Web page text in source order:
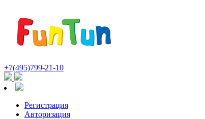
+7(495)799-21-10
Регистрация
Авторизация